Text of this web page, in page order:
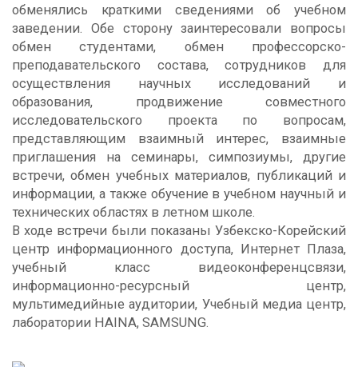
обменялись краткими сведениями об учебном
заведении. Обе сторону заинтересовали вопросы
обмен студентами, обмен профессорско-
преподавательского состава, сотрудников для
осуществления научных исследований и
образования, продвижение совместного
исследовательского проекта по вопросам,
представляющим взаимный интерес, взаимные
приглашения на семинары, симпозиумы, другие
встречи, обмен учебных материалов, публикаций и
информации, а также обучение в учебном научный и
технических областях в летном школе.
В ходе встречи были показаны Узбекско-Корейский
центр информационного доступа, Интернет Плаза,
учебный класс видеоконференцсвязи,
информационно-ресурсный центр,
мультимедийные аудитории, Учебный медиа центр,
лаборатории HAINA, SAMSUNG.